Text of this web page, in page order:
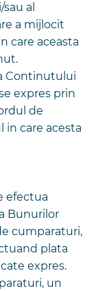
al
a mijlocit
care aceasta
Continutului
expres prin
de
in care acesta
efectua
Bunurilor
cumparaturi,
plata
expres.
un